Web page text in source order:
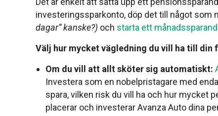
investeringssparkonto, döp det till något som
dagar” kanske?) och starta ett
Välj hur mycket vägledning du vill ha till din
Om du vill att allt sköter sig automatiskt:
Investera som en nobelpristagare med
spara, vilken risk du vill ha och hur mycket
placerar och investerar Avanza Auto dina